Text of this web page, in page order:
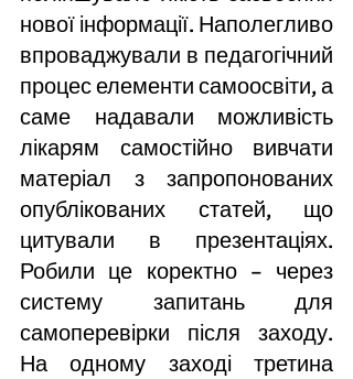
нової інформації. Наполегливо
впроваджували в педагогічний
процес елементи самоосвіти, а
саме надавали можливість
лікарям самостійно вивчати
матеріал з запропонованих
опублікованих статей, що
цитували в презентаціях.
Робили це коректно – через
систему запитань для
самоперевірки після заходу.
На одному заході третина